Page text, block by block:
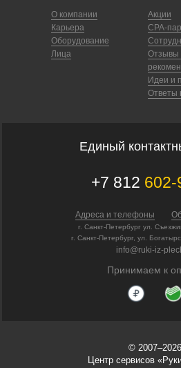
О компании
Карьера
Оборудование
Лица
Акции
CPA-
Отзывы
Идеи и
Ответы
Единый
+7 812 602-
Адреса и телефоны
г. Санкт-Петербург ул.
г. Санкт-Петербург, ул.
info@ruki-iz-
Принимаем к
© 2007–2026
Центр сервисов